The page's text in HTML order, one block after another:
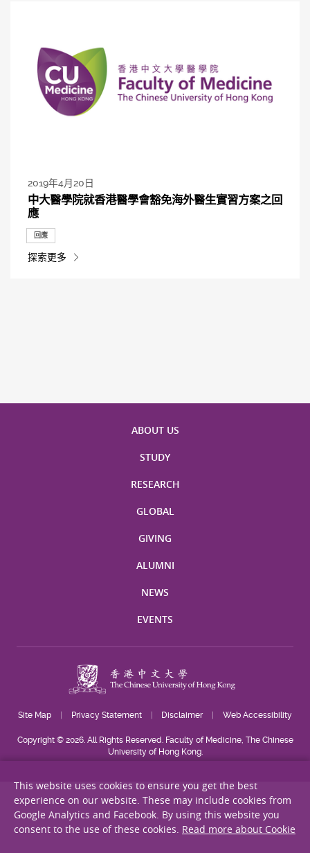
2019年4月20日
中大醫學院就香港醫學會豁免海外醫生實習方案之回
應
回應
探索更多
ABOUT US
STUDY
RESEARCH
GLOBAL
GIVING
ALUMNI
NEWS
EVENTS
Site Map Privacy Statement Disclaimer Web Accessibility
Copyright © 2026. All Rights Reserved. Faculty of Medicine, The Chinese
University of Hong Kong.
This website uses cookies to ensure you get the best
experience on our website. These may include cookies from
Google Analytics and Facebook. By using this website you
consent to the use of these cookies. Read more about Cookie